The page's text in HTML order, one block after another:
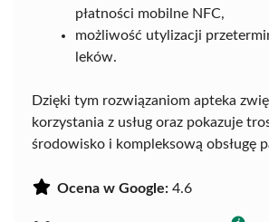
płatności mobilne NFC,
możliwość utylizacji
leków.
Dzięki tym rozwiązaniom apteka
korzystania z usług oraz pokazuje
środowisko i kompleksową obsługę
Ocena w Google: 4.6